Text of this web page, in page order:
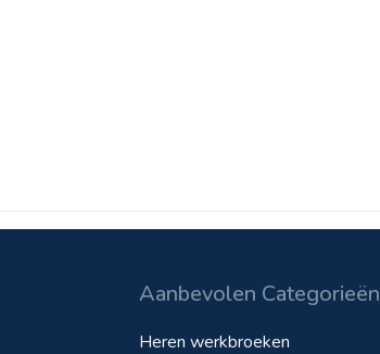
Aanbevolen Categorieën
Heren werkbroeken